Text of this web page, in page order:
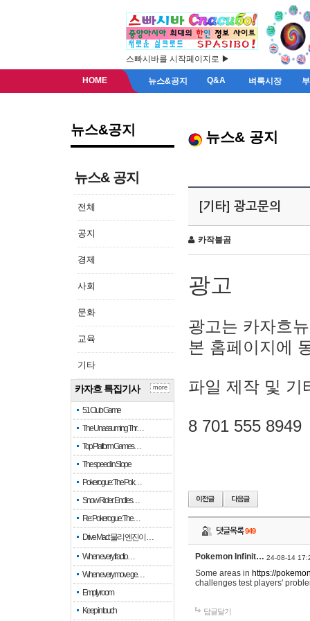
스빠시바를 시작페이지로 ▶
HOME 뉴스&공지 Q&A 벼룩시장
뉴스&공지
뉴스& 공지
전체
공지
경제
사회
문화
교육
기타
카자흐 특집기사
51 Club Game
The Unassuming Thr…
Top Platform Games…
The speed in Slope
Pokerogue: The Pok…
Snow Rider: Endles…
Re: Pokerogue: The…
Drive Mad: 물리 엔진이 …
When every fractio…
When every move ge…
Empty room
Keep in touch
more
뉴스& 공지
[기타] 광고문의
카작불곰
광고
광고는 카자흐
본 홈페이지에
파일 제작 및 기
8 701 555 8949
댓글목록949
Pokemon Infinit… 24-08-14
Some areas in https://
challenges test players'
답글달기